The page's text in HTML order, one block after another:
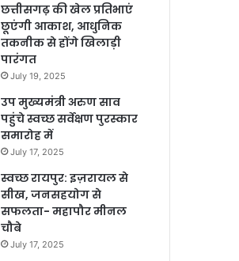
छत्तीसगढ़ की खेल प्रतिभाएं
छूएंगी आकाश, आधुनिक
तकनीक से होंगे खिलाड़ी
पारंगत
July 19, 2025
उप मुख्यमंत्री अरुण साव
पहुंचे स्वच्छ सर्वेक्षण पुरस्कार
समारोह में
July 17, 2025
स्वच्छ रायपुर: इज़रायल से
सीख, जनसहयोग से
सफलता- महापौर मीनल
चौबे
July 17, 2025